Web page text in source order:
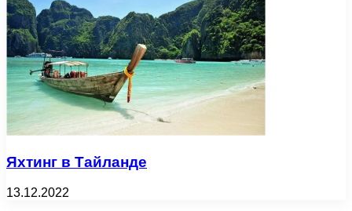
Яхтинг в Тайланде
13.12.2022